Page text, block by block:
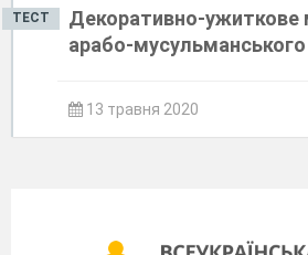
ТЕСТ
Декоративно-ужиткове
арабо-мусульманського
13 травня 2020